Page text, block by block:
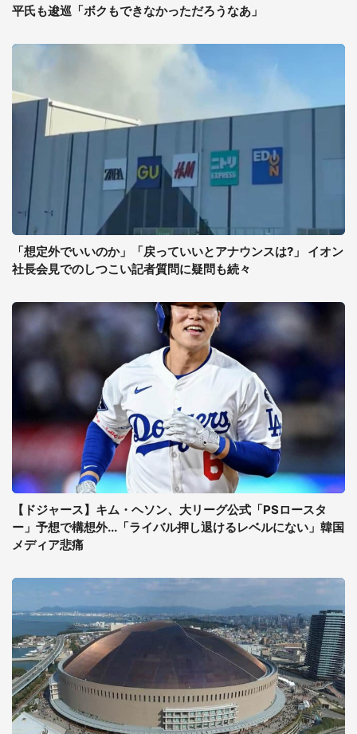
平氏も逡巡「ボクもできなかっただろうなあ」
「想定外でいいのか」「戻っていいとアナウンスは?」 イオン
社長会見でのしつこい記者質問に疑問も続々
【ドジャース】キム・ヘソン、大リーグ公式「PSロースタ
ー」予想で構想外...「ライバル押し退けるレベルにない」韓国
メディア悲痛